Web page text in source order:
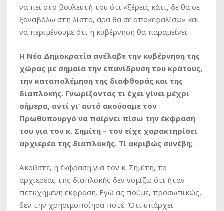
να πει στο βουλευτή του ότι «ξέρεις κάτι, δε θα σε
ξαναβάλω στη λίστα, άρα θα σε αποκεφαλίσω» και
να περιμένουμε ότι η κυβέρνηση θα παραμείνει.
Η Νέα Δημοκρατία ανέλαβε την κυβέρνηση της
χώρας με σημαία την επανίδρυση του κράτους,
την καταπολέμηση της διαφθοράς και της
διαπλοκής. Γνωρίζοντας τι έχει γίνει μέχρι
σήμερα, αντί γι’ αυτό ακούσαμε τον
Πρωθυπουργό να παίρνει πίσω την έκφρασή
του για τον κ. Σημίτη – τον είχε χαρακτηρίσει
αρχιερέα της διαπλοκής. Τί ακριβώς συνέβη;
Ακούστε, η έκφραση για τον κ. Σημίτη, το
αρχιερέας της διαπλοκής δεν νομίζω ότι ήταν
πετυχημένη έκφραση. Εγώ ας πούμε, προσωπικώς,
δεν την χρησιμοποίησα ποτέ. Ότι υπάρχει